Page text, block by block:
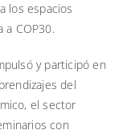
los espacios
a COP30.
y participó en
del
el sector
con